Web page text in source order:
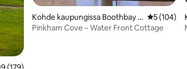
Kohde kaupungissa Boothbay H
arbor
5 (104)
Pinkham Cove – Water Front Cottage